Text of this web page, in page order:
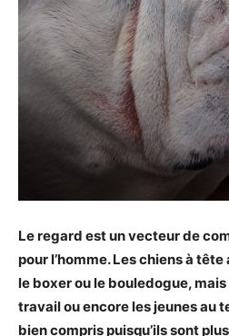
Le regard est un vecteur de
pour l’homme. Les chiens à
le boxer ou le bouledogue,
travail ou encore les jeunes au
bien compris puisqu’ils sont